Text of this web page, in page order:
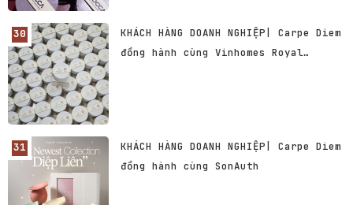
KHÁCH HÀNG DOANH NGHIỆP| Carpe Diem
đồng hành cùng Vinhomes Royal
KHÁCH HÀNG DOANH NGHIỆP| Carpe Diem
đồng hành cùng SonAuth